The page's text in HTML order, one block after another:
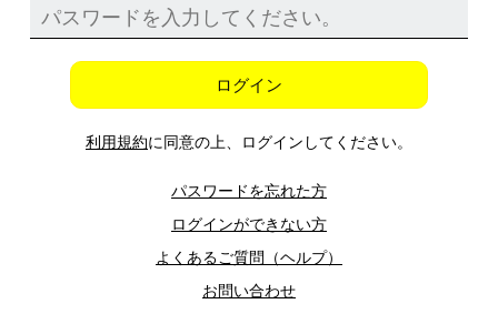
ログイン
利用規約に同意の上、ログインしてください。
パスワードを忘れた方
ログインができない方
よくあるご質問（ヘルプ）
お問い合わせ